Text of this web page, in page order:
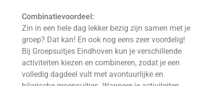
Combinatievoordeel:
Zin in een hele dag lekker bezig zijn samen met je
groep? Dat kan! En ook nog eens zeer voordelig!
Bij Groepsuitjes Eindhoven kun je verschillende
activiteiten kiezen en combineren, zodat je een
volledig dagdeel vult met avontuurlijke en